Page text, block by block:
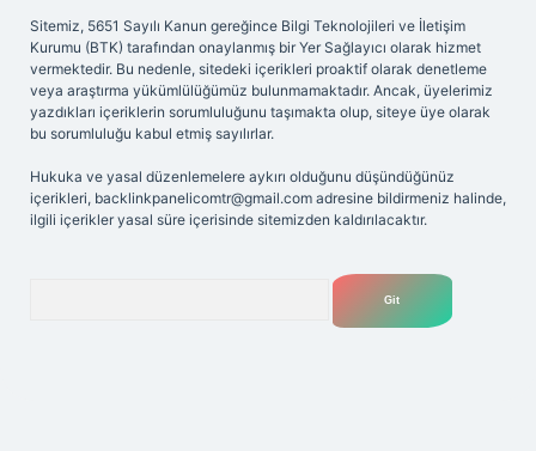
Sitemiz, 5651 Sayılı Kanun gereğince Bilgi Teknolojileri ve İletişim
Kurumu (BTK) tarafından onaylanmış bir Yer Sağlayıcı olarak hizmet
vermektedir. Bu nedenle, sitedeki içerikleri proaktif olarak denetleme
veya araştırma yükümlülüğümüz bulunmamaktadır. Ancak, üyelerimiz
yazdıkları içeriklerin sorumluluğunu taşımakta olup, siteye üye olarak
bu sorumluluğu kabul etmiş sayılırlar.
Hukuka ve yasal düzenlemelere aykırı olduğunu düşündüğünüz
içerikleri, backlinkpanelicomtr@gmail.com adresine bildirmeniz halinde,
ilgili içerikler yasal süre içerisinde sitemizden kaldırılacaktır.